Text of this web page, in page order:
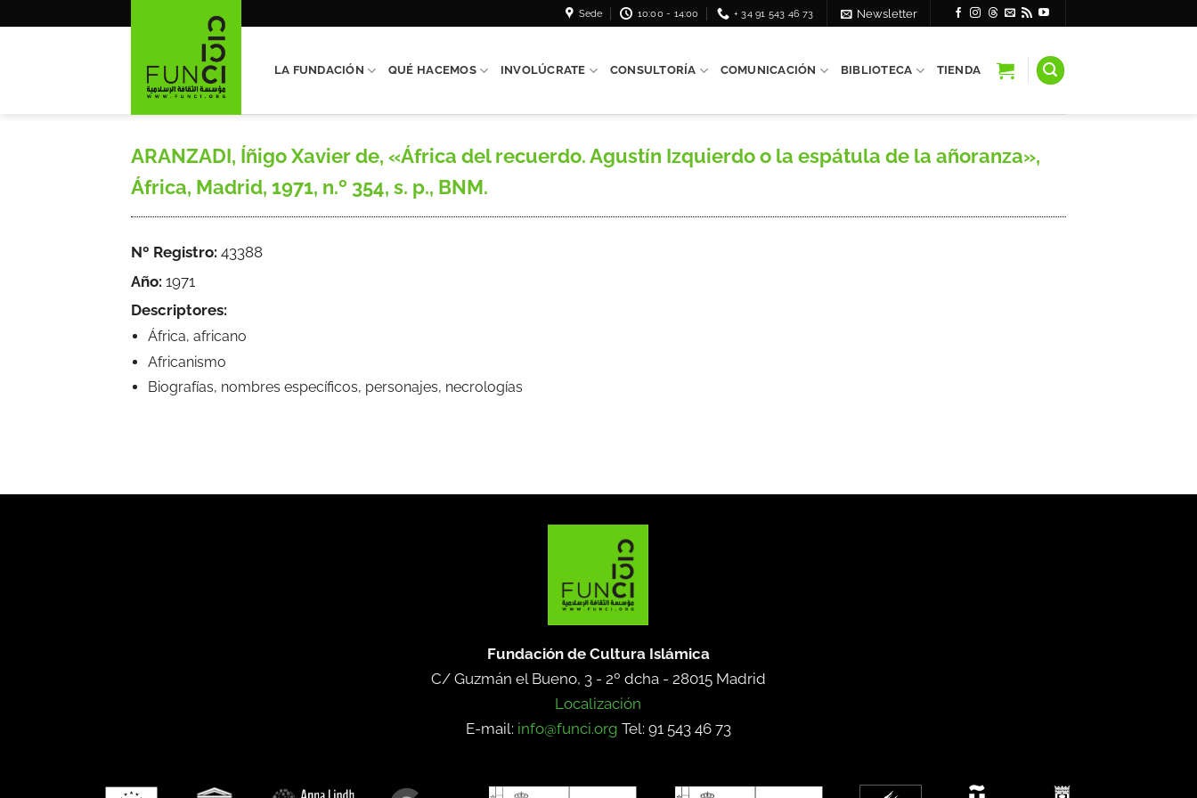
Sede 10:00 - 14:00 + 34 91 543 46 73 Newsletter
LA FUNDACIÓN QUÉ HACEMOS INVOLÚCRATE CONSULTORÍA COMUNICACIÓN BIBLIOTECA TIENDA
ARANZADI, Íñigo Xavier de, «África del recuerdo. Agustín Izquierdo o la espátula de la añoranza»,
África, Madrid, 1971, n.º 354, s. p., BNM.
Nº Registro: 43388
Año: 1971
Descriptores:
África, africano
Africanismo
Biografías, nombres específicos, personajes, necrologías
Fundación de Cultura Islámica
C/ Guzmán el Bueno, 3 - 2º dcha - 28015 Madrid
Localización
E-mail: info@funci.org Tel: 91 543 46 73